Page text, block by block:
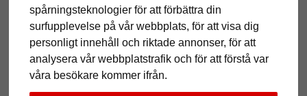
spårningsteknologier för att förbättra din
surfupplevelse på vår webbplats, för att visa dig
personligt innehåll och riktade annonser, för att
analysera vår webbplatstrafik och för att förstå var
våra besökare kommer ifrån.